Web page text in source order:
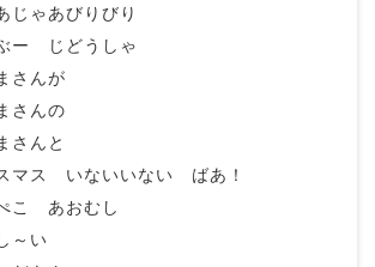
じゃあびりびり
ー じどうしゃ
さんが
さんの
さんと
マス いないいない ばあ！
こ あおむし
～い